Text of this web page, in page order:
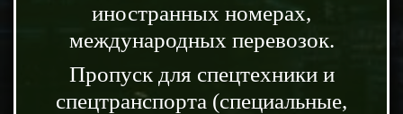
иностранных номерах,
международных перевозок.
Пропуск для спецтехники и
спецтранспорта (специальные,